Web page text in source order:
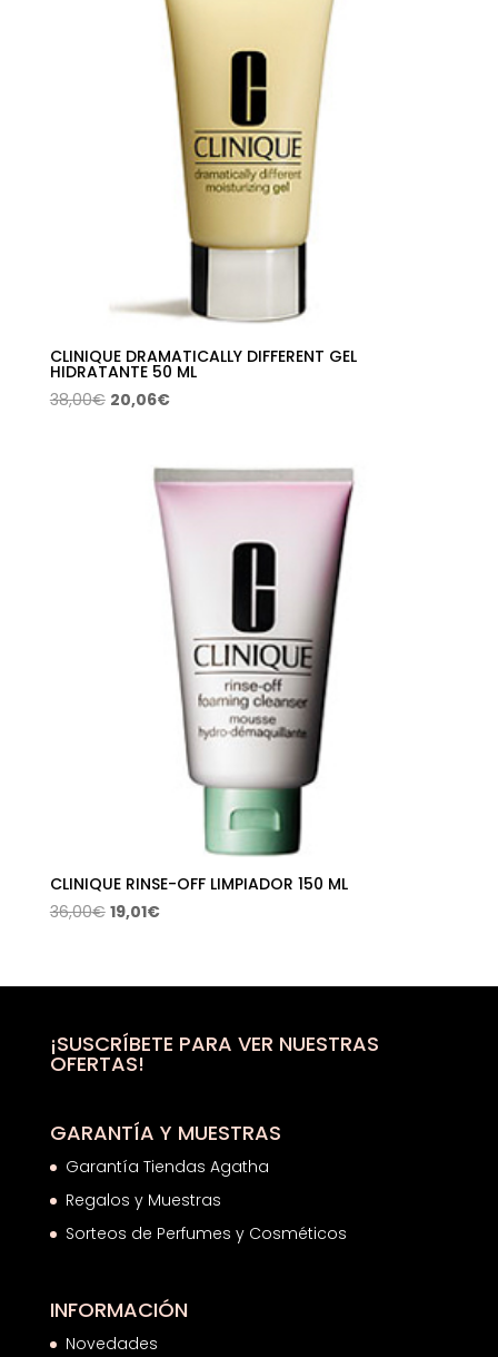
CLINIQUE DRAMATICALLY DIFFERENT GEL
HIDRATANTE 50 ML
38,00€ El
38,00€.
20,06€El
es:
20,06€.
CLINIQUE RINSE-OFF LIMPIADOR 150 ML
36,00€ El
era:
19,01€El
es:
¡SUSCRÍBETE PARA VER NUESTRAS
OFERTAS!
GARANTÍA Y MUESTRAS
Garantía Tiendas Agatha
Regalos y Muestras
Sorteos de Perfumes y Cosméticos
INFORMACIÓN
Novedades